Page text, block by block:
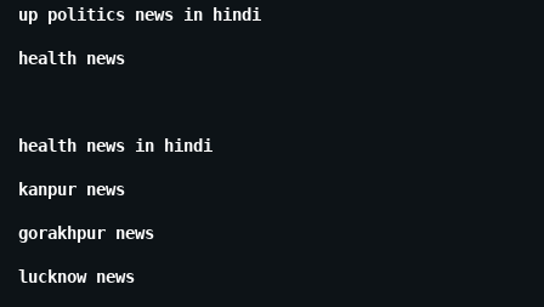
up politics news in hindi
health news
health news in hindi
kanpur news
gorakhpur news
lucknow news